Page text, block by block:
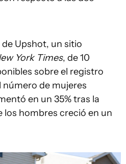
Upshot, un sitio
York Times, de 10
sobre el registro
de mujeres
en un 35% tras la
los hombres creció en un